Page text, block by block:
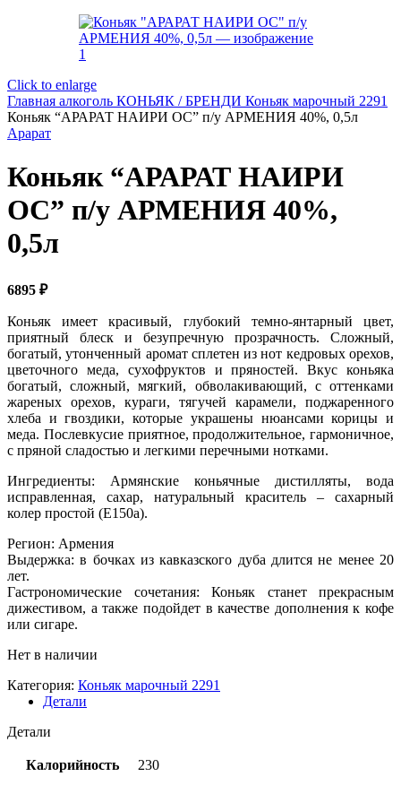
Click to enlarge
Главная алкоголь КОНЬЯК / БРЕНДИ Коньяк марочный 2291
Коньяк “АРАРАТ НАИРИ ОС” п/у АРМЕНИЯ 40%, 0,5л
Арарат
Коньяк “АРАРАТ НАИРИ
ОС” п/у АРМЕНИЯ 40%,
0,5л
6895 ₽
Коньяк имеет красивый, глубокий темно-янтарный цвет,
приятный блеск и безупречную прозрачность. Сложный,
богатый, утонченный аромат сплетен из нот кедровых орехов,
цветочного меда, сухофруктов и пряностей. Вкус коньяка
богатый, сложный, мягкий, обволакивающий, с оттенками
жареных орехов, кураги, тягучей карамели, поджаренного
хлеба и гвоздики, которые украшены нюансами корицы и
меда. Послевкусие приятное, продолжительное, гармоничное,
с пряной сладостью и легкими перечными нотками.
Ингредиенты: Армянские коньячные дистилляты, вода
исправленная, сахар, натуральный краситель – сахарный
колер простой (Е150а).
Регион: Армения
Выдержка: в бочках из кавказского дуба длится не менее 20
лет.
Гастрономические сочетания: Коньяк станет прекрасным
дижестивом, а также подойдет в качестве дополнения к кофе
или сигаре.
Нет в наличии
Категория: Коньяк марочный 2291
Детали
Детали
Калорийность 230